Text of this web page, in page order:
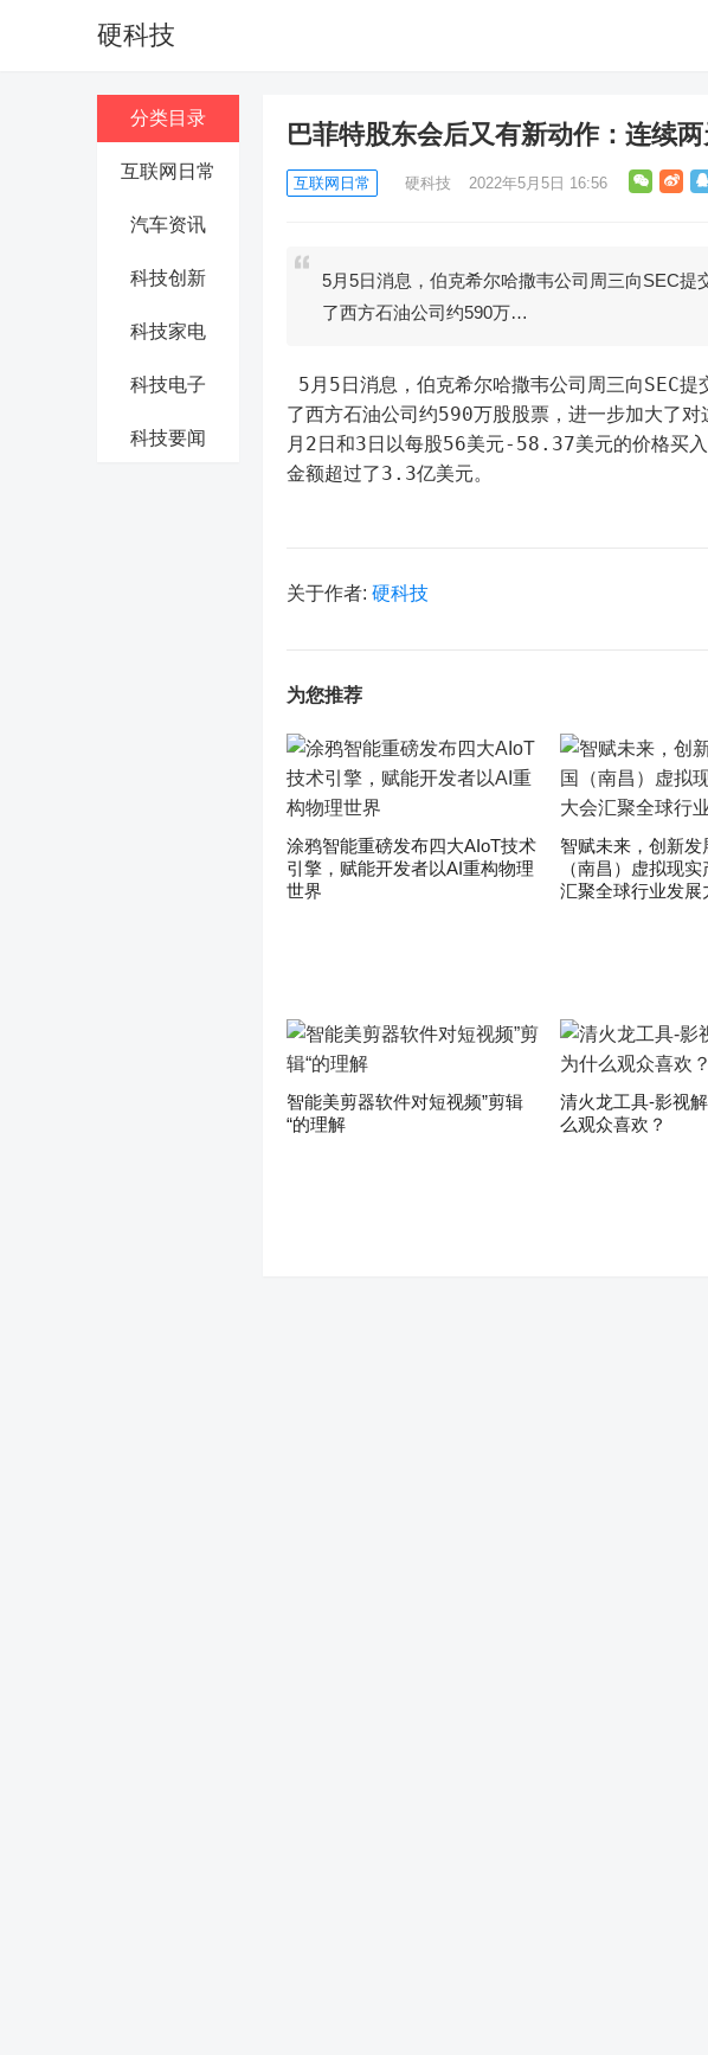
硬科技
分类目录
互联网日常
汽车资讯
科技创新
科技家电
科技电子
科技要闻
巴菲特股东会后又有新动作：连续
互联网日常 硬科技 2022年5月5日 16:56
5月5日消息，伯克希尔哈撒韦公司周三向SEC提
了西方石油公司约590万…
了西方石油公司约590万股股票，进一步加大了
月2日和3日以每股56美元-58.37美元的价格买
金额超过了3.3亿美元。
关于作者: 硬科技
为您推荐
涂鸦智能重磅发布四大AIoT技术
引擎，赋能开发者以AI重构物理
世界
智赋未来，创新发
（南昌）虚拟现
汇聚全球行业发展
智能美剪器软件对短视频”剪辑
“的理解
清火龙工具-影视
么观众喜欢？